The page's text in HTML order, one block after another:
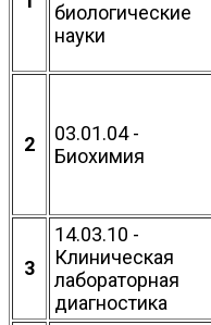
биологические
науки
2
03.01.04 -
Биохимия
3
14.03.10 -
Клиническая
лабораторная
диагностика